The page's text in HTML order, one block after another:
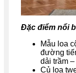
Đặc điểm nổi
Mẫu loa
đường
dải trầm
Củ loa